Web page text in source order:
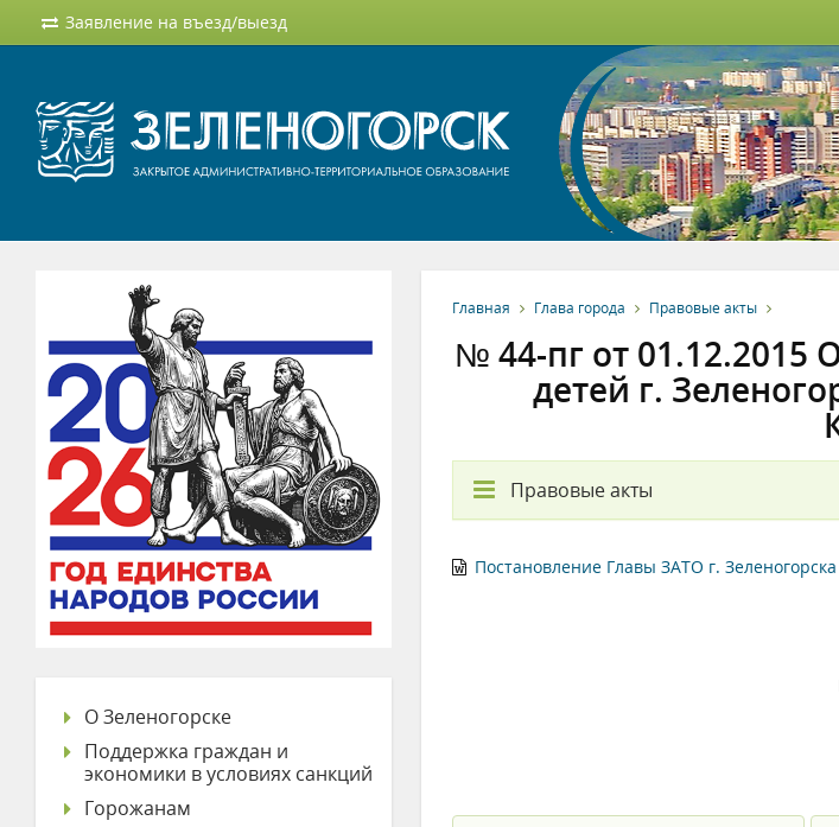
Заявление на въезд/выезд
Главная Глава города Правовые акты
№ 44-пг от 01.12.2015
детей г.
Правовые акты
Постановление Главы ЗАТО г.
О Зеленогорске
Поддержка граждан и
экономики в условиях санкций
Горожанам